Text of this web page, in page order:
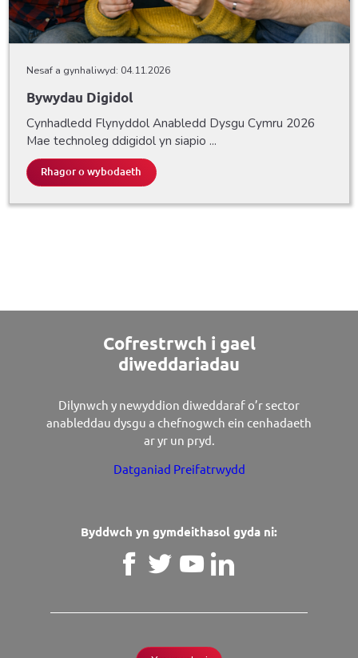
Nesaf a gynhaliwyd: 04.11.2026
Bywydau Digidol
Cynhadledd Flynyddol Anabledd Dysgu Cymru 2026
Mae technoleg ddigidol yn siapio ...
Rhagor o wybodaeth
Cofrestrwch i gael
diweddariadau
Dilynwch y newyddion diweddaraf o’r sector
anableddau dysgu a chefnogwch ein cenhadaeth
ar yr un pryd.
Datganiad Preifatrwydd
Byddwch yn gymdeithasol gyda ni: